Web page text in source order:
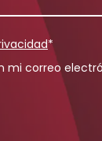
*
mi correo